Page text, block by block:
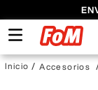
Accesorios